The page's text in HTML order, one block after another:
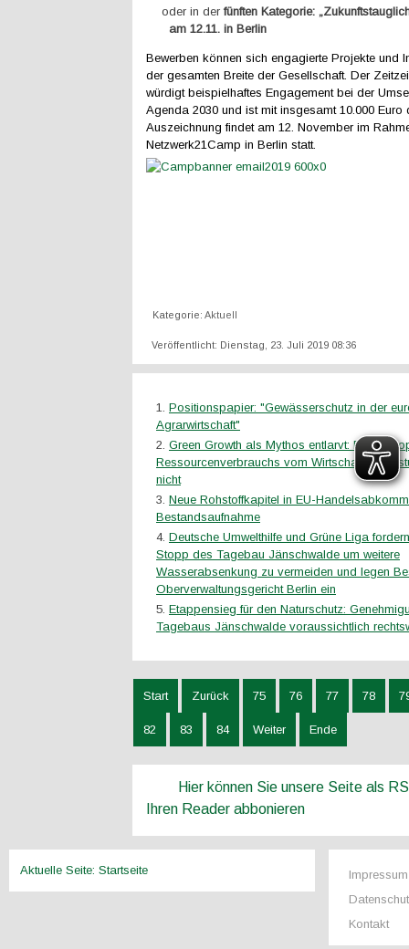
oder in der fünften Kategorie:
am 12.11. in Berlin
Bewerben können sich engagierte Projekte und
der gesamten Breite der Gesellschaft. Der
würdigt beispielhaftes Engagement bei der
Agenda 2030 und ist mit insgesamt 10.000 Euro
Auszeichnung findet am 12. November im
Netzwerk21Camp in Berlin statt.
Kategorie: Aktuell
Veröffentlicht: Dienstag, 23. Juli 2019 08:36
Positionspapier: "Gewässerschutz in der
Agrarwirtschaft"
Green Growth als Mythos entlarvt: Die
Ressourcenverbrauchs vom
nicht
Neue Rohstoffkapitel in EU-
Bestandsaufnahme
Deutsche Umwelthilfe und Grüne Liga
Stopp des Tagebau Jänschwalde um weitere
Wasserabsenkung zu vermeiden und legen
Oberverwaltungsgericht Berlin ein
Etappensieg für den Naturschutz:
Tagebaus Jänschwalde voraussichtlich
Start Zurück 75 76 77 78
82 83 84 Weiter Ende
Hier können Sie unsere Seite als
Ihren Reader abbonieren
Aktuelle Seite: Startseite
Impressum
Kontakt